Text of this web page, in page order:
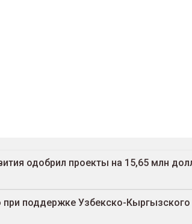
одобрил проекты на 15,65 млн
поддержке Узбекско-Кыргызского